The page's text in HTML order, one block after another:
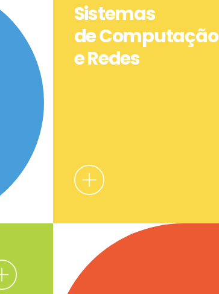
Sistemas
de Computação
e Redes